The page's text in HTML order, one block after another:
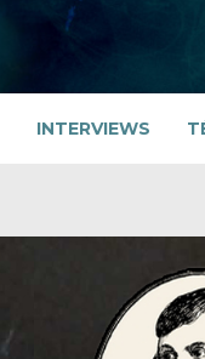
INTERVIEWS